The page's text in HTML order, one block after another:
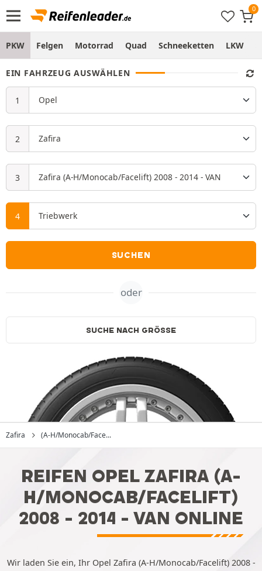
PKW Felgen Motorrad Quad Schneeketten LKW
EIN FAHRZEUG AUSWÄHLEN
SUCHEN
oder
SUCHE NACH GRÖSSE
Zafira (A-H/Monocab/Face...
REIFEN OPEL ZAFIRA (A-
H/MONOCAB/FACELIFT)
2008 - 2014 - VAN ONLINE
Wir laden Sie ein, Ihr Opel Zafira (A-H/Monocab/Facelift) 2008 -